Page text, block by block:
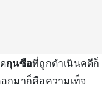
กุนซือที่ถูกดำเนินคดีก็
กมาก็คือความเท็จ